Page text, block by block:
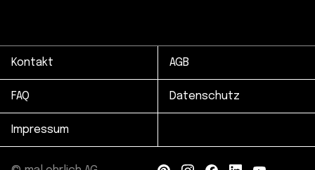
Kontakt AGB
FAQ Datenschutz
Impressum